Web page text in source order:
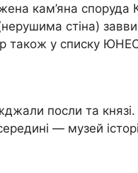
кам’яна споруда
стіна)
також у списку
посли та
— музей